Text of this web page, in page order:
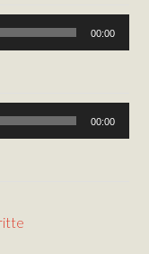
00:00
00:00